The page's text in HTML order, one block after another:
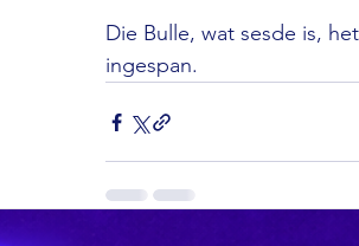
Die Bulle, wat sesde is,
ingespan.